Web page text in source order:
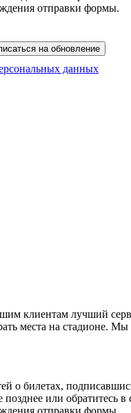
отправки формы.
на обновление
данных
клиентам лучший
места на стадионе.
о билетах,
или обратитесь
отправки формы.